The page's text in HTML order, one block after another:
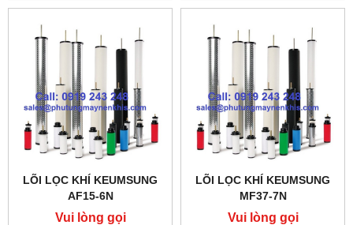
LÕI LỌC KHÍ KEUMSUNG
AF15-6N
Vui lòng gọi
LÕI LỌC KHÍ KEUMSUNG
MF37-7N
Vui lòng gọi